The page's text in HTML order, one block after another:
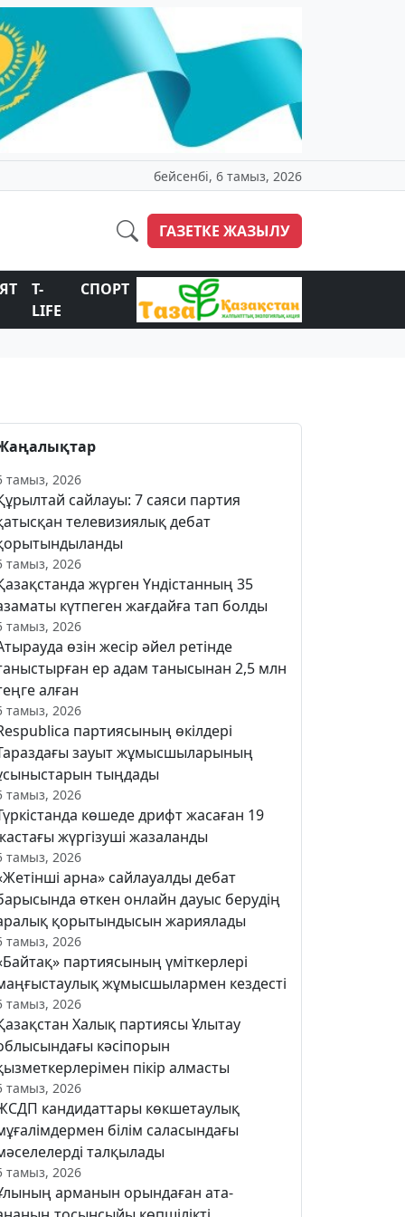
бейсенбі, 6 тамыз, 2026
ГАЗЕТКЕ ЖАЗЫЛУ
T-
LIFE
СПОРТ
тамыз, 2026
сайлауы: 7 саяси партия
телевизиялық дебат
тамыз, 2026
жүрген Үндістанның 35
күтпеген жағдайға тап болды
тамыз, 2026
өзін жесір әйел ретінде
ер адам танысынан 2,5 млн
алған
тамыз, 2026
партиясының өкілдері
зауыт жұмысшыларының
тыңдады
тамыз, 2026
көшеде дрифт жасаған 19
жүргізуші жазаланды
тамыз, 2026
арна» сайлауалды дебат
өткен онлайн дауыс берудің
қорытындысын жариялады
тамыз, 2026
партиясының үміткерлері
жұмысшылармен кездесті
тамыз, 2026
Халық партиясы Ұлытау
кәсіпорын
пікір алмасты
тамыз, 2026
кандидаттары көкшетаулық
білім саласындағы
талқылады
тамыз, 2026
арманын орындаған ата-